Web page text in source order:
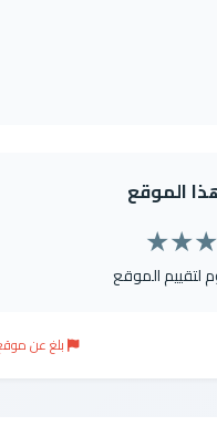
بلغ عن موقع مخالف